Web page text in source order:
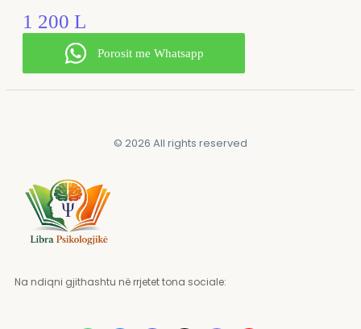
1 200 L
Porosit me Whatsapp
© 2026 All rights reserved
Na ndiqni gjithashtu në rrjetet tona sociale: